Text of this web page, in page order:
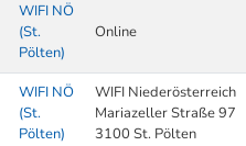
WIFI NÖ
(St.
Pölten)
Online
WIFI NÖ
(St.
Pölten)
WIFI Niederösterreich
Mariazeller Straße 97
3100 St. Pölten